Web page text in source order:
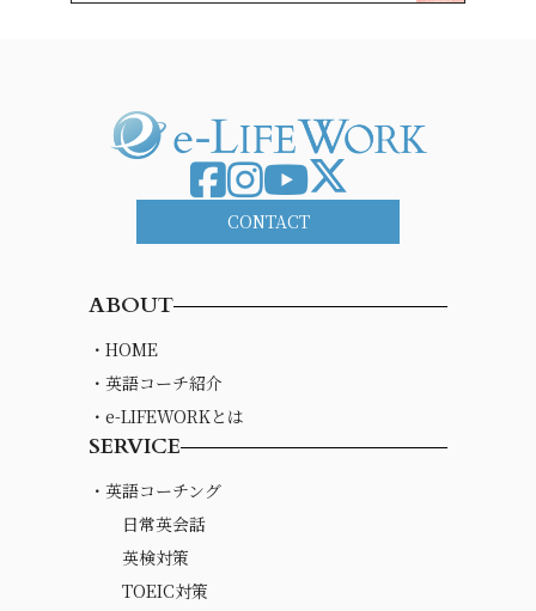
CONTACT
ABOUT
・HOME
・英語コーチ紹介
・e-LIFEWORKとは
SERVICE
・英語コーチング
日常英会話
英検対策
TOEIC対策